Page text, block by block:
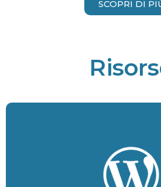
SCOPRI DI
Scopri
Scopri le funzionalità e i